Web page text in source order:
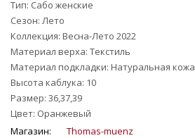
искусственный велюр.
Тип: Сабо женские
Сезон: Лето
Коллекция: Весна-Лето 2022
Материал верха: Текстиль
Материал подкладки: Натуральная кожа
Высота каблука: 10
Размер: 36,37,39
Цвет: Оранжевый
Магазин:
Thomas-muenz